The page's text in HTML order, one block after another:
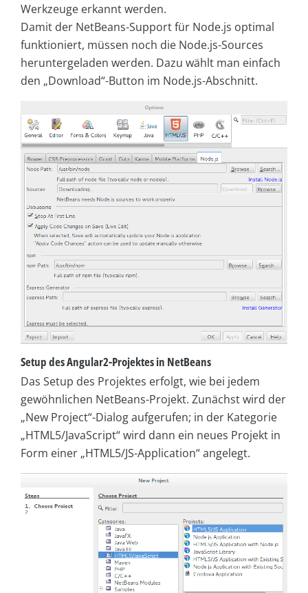
Werkzeuge erkannt werden.
Damit der NetBeans-Support für Node.js optimal
funktioniert, müssen noch die Node.js-Sources
heruntergeladen werden. Dazu wählt man einfach
den „Download“-Button im Node.js-Abschnitt.
Setup des Angular2-Projektes in NetBeans
Das Setup des Projektes erfolgt, wie bei jedem
gewöhnlichen NetBeans-Projekt. Zunächst wird der
„New Project“-Dialog aufgerufen; in der Kategorie
„HTML5/JavaScript“ wird dann ein neues Projekt in
Form einer „HTML5/JS-Application“ angelegt.